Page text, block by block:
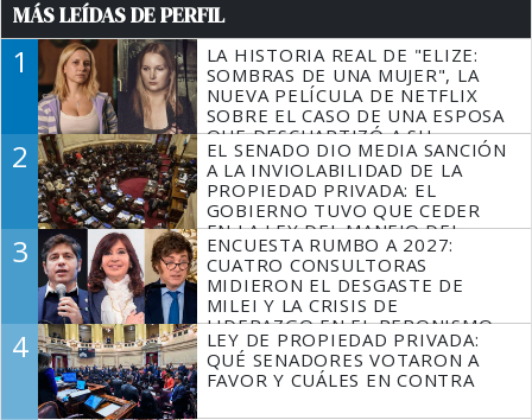
MÁS LEÍDAS DE PERFIL
1
LA HISTORIA REAL DE "ELIZE:
SOMBRAS DE UNA MUJER", LA
NUEVA PELÍCULA DE NETFLIX
SOBRE EL CASO DE UNA ESPOSA
QUE DESCUARTIZÓ A SU
MARIDO
2
EL SENADO DIO MEDIA SANCIÓN
A LA INVIOLABILIDAD DE LA
PROPIEDAD PRIVADA: EL
GOBIERNO TUVO QUE CEDER
EN LA LEY DEL MANEJO DEL
FUEGO
3
ENCUESTA RUMBO A 2027:
CUATRO CONSULTORAS
MIDIERON EL DESGASTE DE
MILEI Y LA CRISIS DE
LIDERAZGO EN EL PERONISMO
4
LEY DE PROPIEDAD PRIVADA:
QUÉ SENADORES VOTARON A
FAVOR Y CUÁLES EN CONTRA